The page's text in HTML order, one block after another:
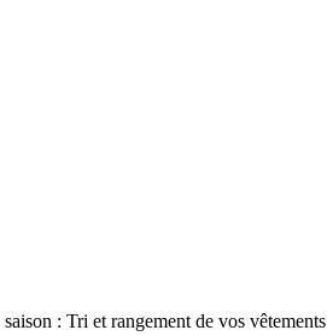
: Tri et rangement de vos vêtements